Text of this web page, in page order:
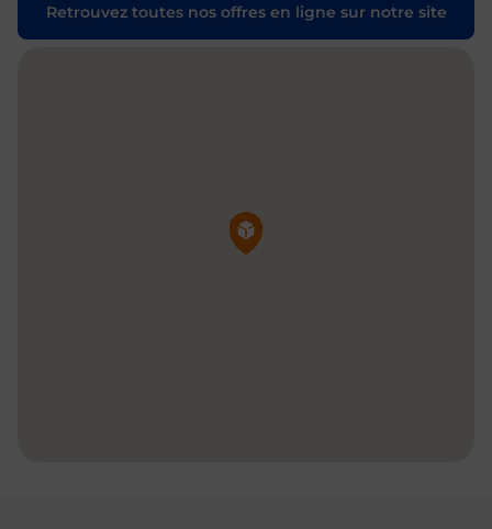
Retrouvez toutes nos offres en ligne sur notre site
Pin de la carte